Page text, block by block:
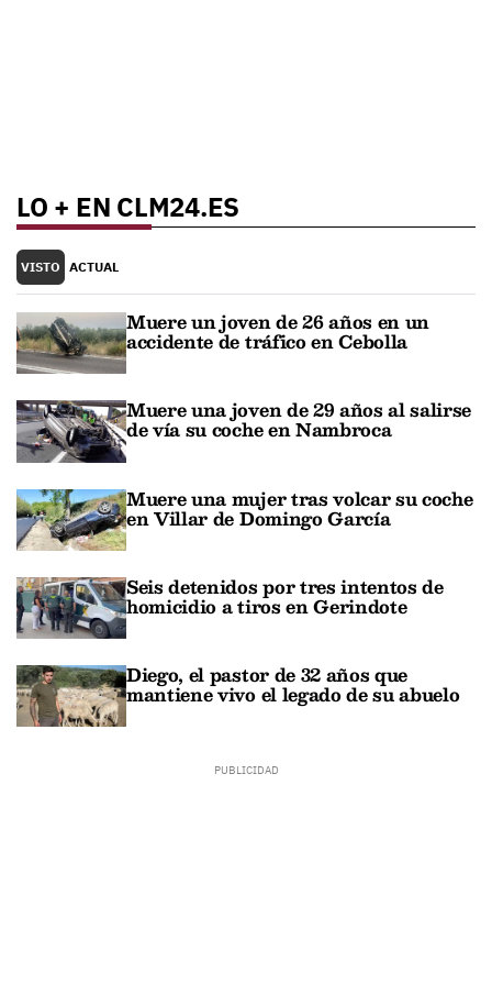
LO + EN CLM24.ES
VISTO ACTUAL
Muere un joven de 26 años en un
accidente de tráfico en Cebolla
Muere una joven de 29 años al salirse
de vía su coche en Nambroca
Muere una mujer tras volcar su coche
en Villar de Domingo García
Seis detenidos por tres intentos de
homicidio a tiros en Gerindote
Diego, el pastor de 32 años que
mantiene vivo el legado de su abuelo